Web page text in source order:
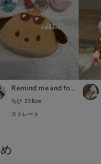
Remind me and forever
ちひ 158cm
ストレート